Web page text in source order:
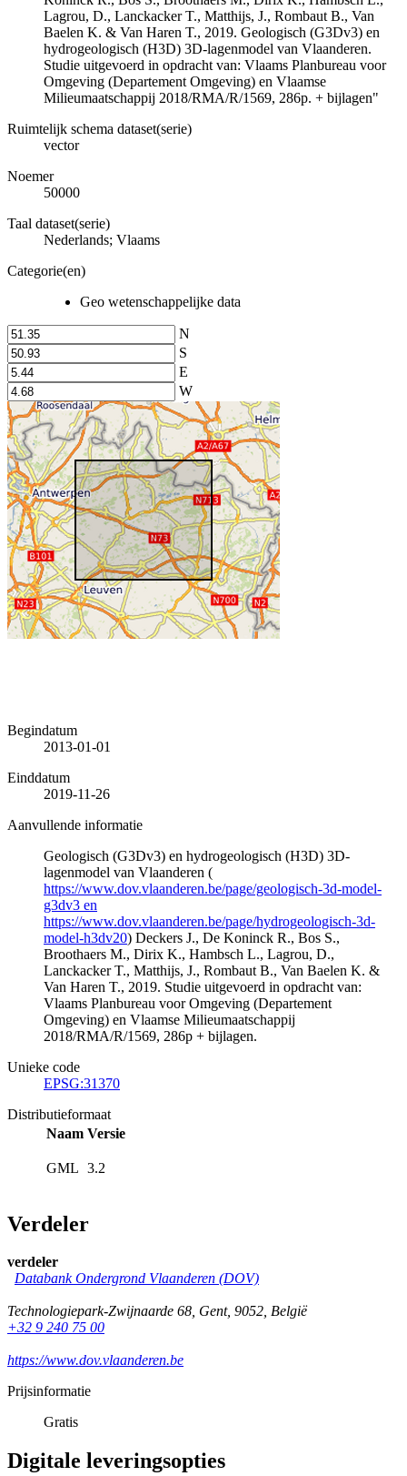
Lagrou, D., Lanckacker T., Matthijs, J., Rombaut B., Van
Baelen K. & Van Haren T., 2019. Geologisch (G3Dv3) en
hydrogeologisch (H3D) 3D-lagenmodel van Vlaanderen.
Studie uitgevoerd in opdracht van: Vlaams Planbureau voor
Omgeving (Departement Omgeving) en Vlaamse
Milieumaatschappij 2018/RMA/R/1569, 286p. + bijlagen"
Ruimtelijk schema dataset(serie)
vector
Noemer
50000
Taal dataset(serie)
Nederlands; Vlaams
Categorie(en)
Geo wetenschappelijke data
N
S
E
W
Begindatum
2013-01-01
Einddatum
2019-11-26
Aanvullende informatie
Geologisch (G3Dv3) en hydrogeologisch (H3D) 3D-
lagenmodel van Vlaanderen (
https://www.dov.vlaanderen.be/page/geologisch-3d-model-
g3dv3 en
https://www.dov.vlaanderen.be/page/hydrogeologisch-3d-
model-h3dv20) Deckers J., De Koninck R., Bos S.,
Broothaers M., Dirix K., Hambsch L., Lagrou, D.,
Lanckacker T., Matthijs, J., Rombaut B., Van Baelen K. &
Van Haren T., 2019. Studie uitgevoerd in opdracht van:
Vlaams Planbureau voor Omgeving (Departement
Omgeving) en Vlaamse Milieumaatschappij
2018/RMA/R/1569, 286p + bijlagen.
Unieke code
EPSG:31370
Distributieformaat
Naam Versie
GML 3.2
Verdeler
verdeler
Databank Ondergrond Vlaanderen (DOV)
Technologiepark-Zwijnaarde 68, Gent, 9052, België
+32 9 240 75 00
https://www.dov.vlaanderen.be
Prijsinformatie
Gratis
Digitale leveringsopties